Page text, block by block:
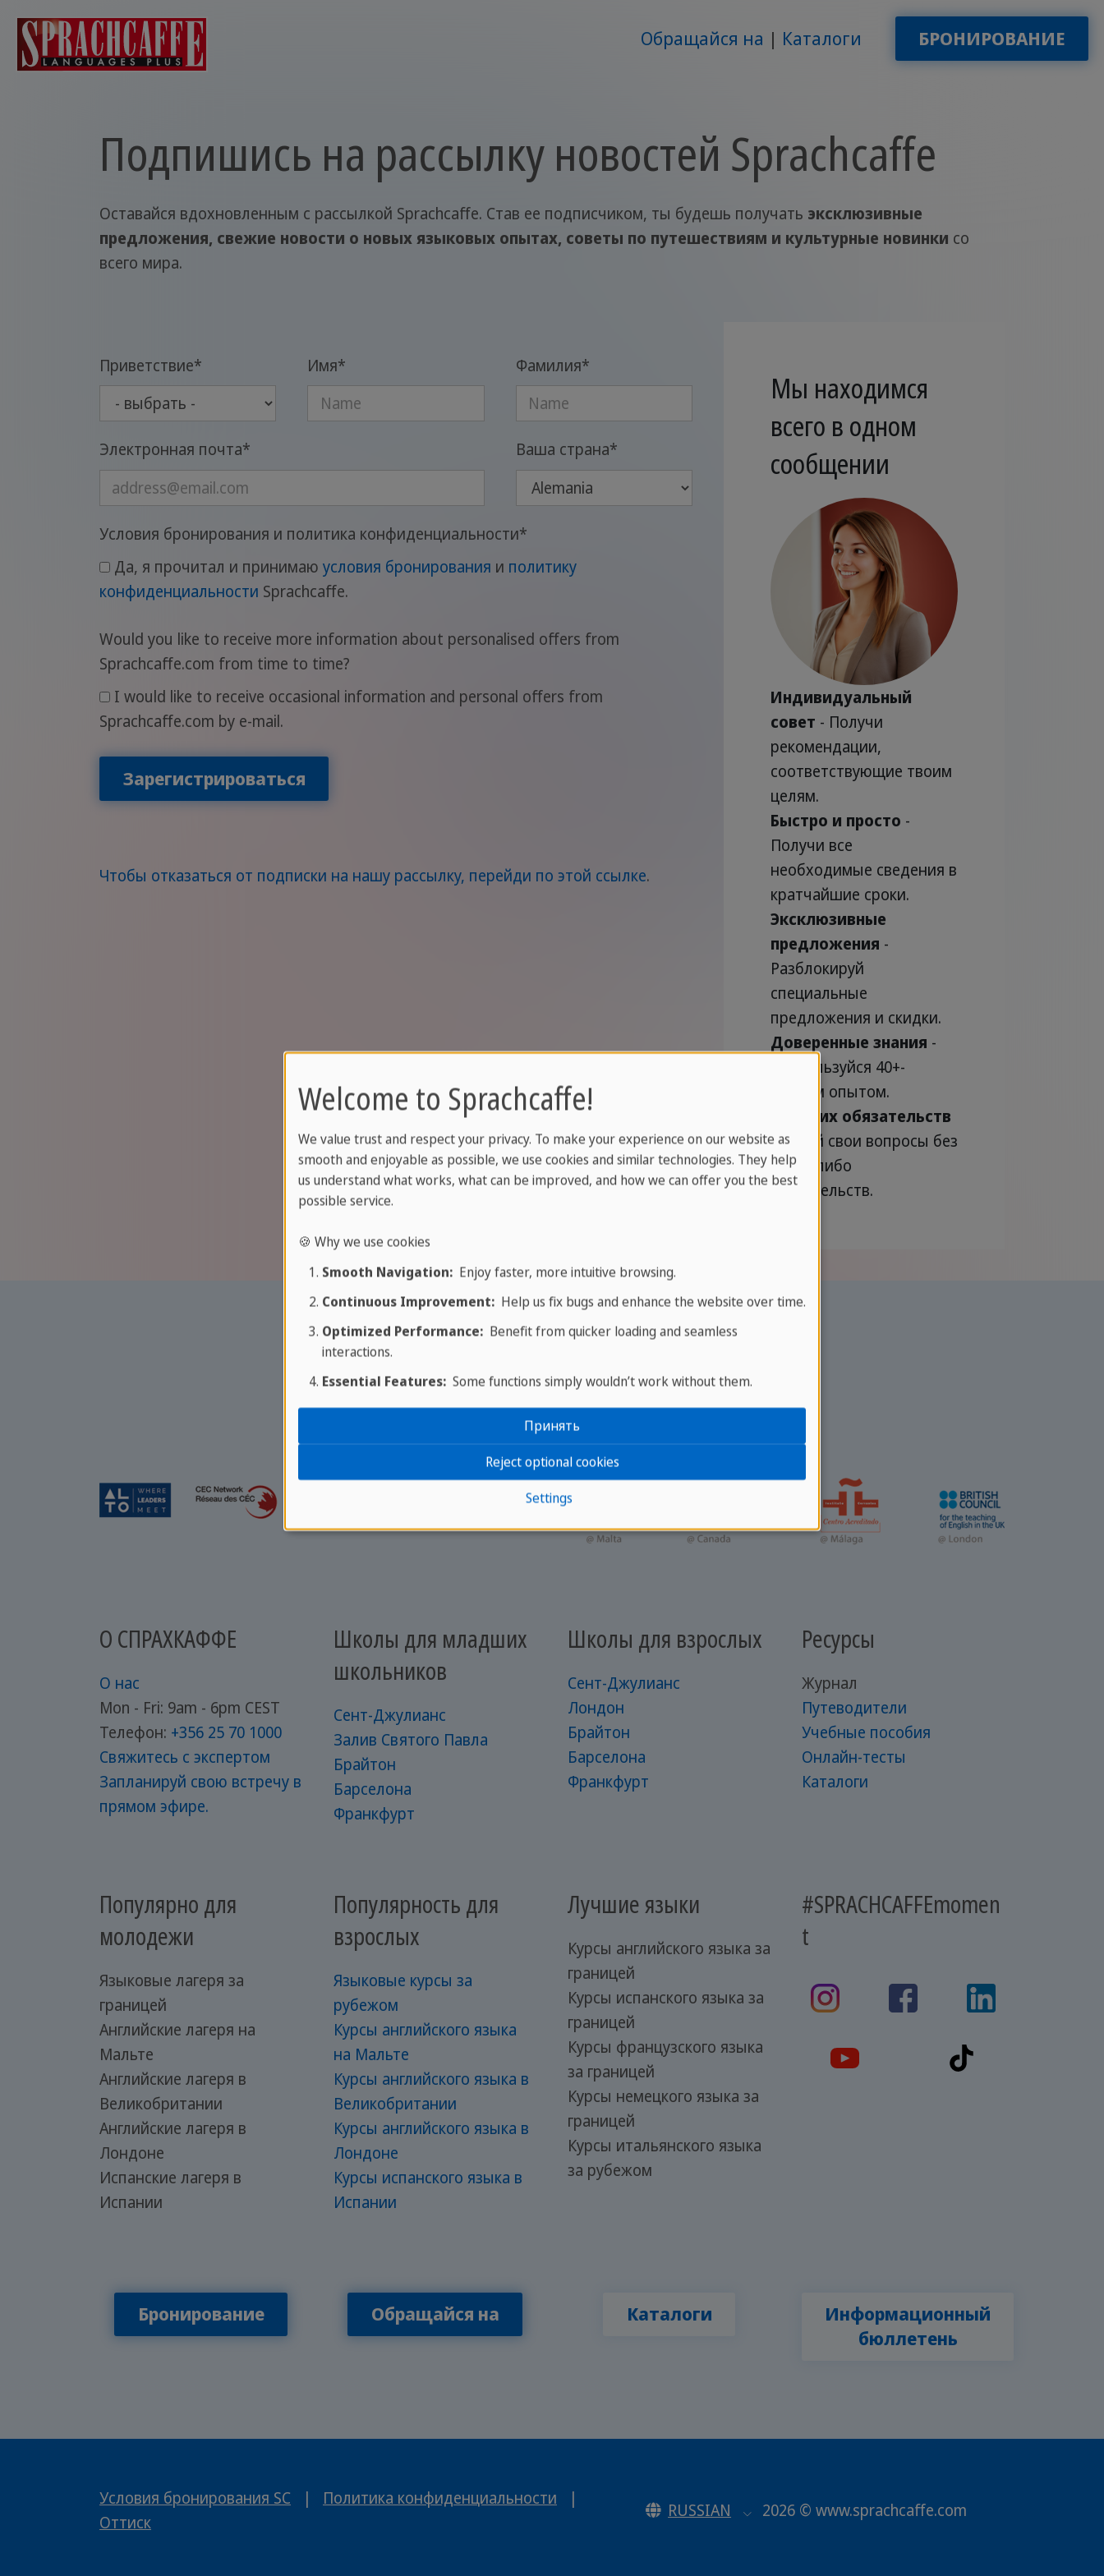
Обращайся на Каталоги БРОНИРОВАНИЕ
Подпишись на рассылку новостей Sprachcaffe
Оставайся вдохновленным с рассылкой Sprachcaffe. Став ее подписчиком, ты будешь получать эксклюзивные
предложения, свежие новости о новых языковых опытах, советы по путешествиям и культурные новинки со
всего мира.
Приветствие* Имя* Фамилия*
Электронная почта* Ваша страна*
Условия бронирования и политика конфиденциальности*
Да, я прочитал и принимаю условия бронирования и политику
конфиденциальности Sprachcaffe.
Would you like to receive more information about personalised offers from
Sprachcaffe.com from time to time?
Sprachcaffe.com by e-mail.
Зарегистрироваться
Чтобы отказаться от подписки на нашу рассылку, перейди по этой ссылке.
Мы находимся
всего в одном
сообщении
Индивидуальный
совет - Получи
рекомендации,
соответствующие твоим
целям.
Быстро и просто -
Получи все
необходимые сведения в
кратчайшие сроки.
Эксклюзивные
предложения -
Разблокируй
специальные
предложения и скидки.
Доверенные знания -
Воспользуйся 40+-
летним опытом.
Никаких обязательств
- Задай свои вопросы без
каких-либо
обязательств.
О СПРАХКАФФЕ
О нас
Mon - Fri: 9am - 6pm CEST
Телефон: +356 25 70 1000
Свяжитесь с экспертом
Запланируй свою встречу в
прямом эфире.
Школы для младших
школьников
Сент-Джулианс
Залив Святого Павла
Брайтон
Барселона
Франкфурт
Школы для взрослых
Сент-Джулианс
Лондон
Брайтон
Барселона
Франкфурт
Ресурсы
Журнал
Путеводители
Учебные пособия
Онлайн-тесты
Каталоги
Популярно для
молодежи
Языковые лагеря за
границей
Английские лагеря на
Мальте
Английские лагеря в
Великобритании
Английские лагеря в
Лондоне
Испанские лагеря в
Испании
Популярность для
взрослых
Языковые курсы за
рубежом
Курсы английского языка
на Мальте
Курсы английского языка в
Великобритании
Курсы английского языка в
Лондоне
Курсы испанского языка в
Испании
Лучшие языки
Курсы английского языка за
границей
Курсы испанского языка за
границей
Курсы французского языка
за границей
Курсы немецкого языка за
границей
Курсы итальянского языка
за рубежом
#SPRACHCAFFEmomen
t
Бронирование Обращайся на Каталоги
Информационный
бюллетень
Условия бронирования SC | Политика конфиденциальности
|
Оттиск
RUSSIAN 2026 © www.sprachcaffe.com
Welcome to Sprachcaffe!
We value trust and respect your privacy. To make your experience on our website as
smooth and enjoyable as possible, we use cookies and similar technologies. They help
us understand what works, what can be improved, and how we can offer you the best
possible service.
🍪 Why we use cookies
Smooth Navigation:Enjoy faster, more intuitive browsing.
Continuous Improvement:Help us fix bugs and enhance the website over time.
Optimized Performance:Benefit from quicker loading and seamless
interactions.
Essential Features:Some functions simply wouldn’t work without them.
Settings
Reject optional cookies
Принять